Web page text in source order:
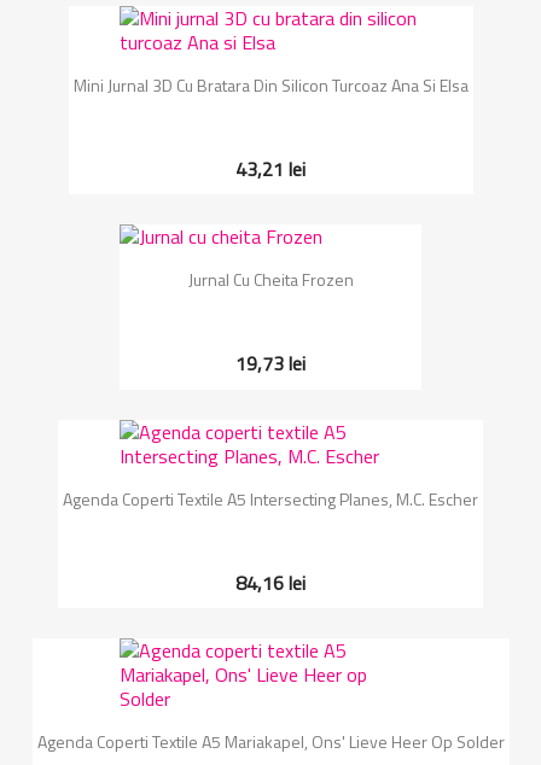
Mini Jurnal 3D Cu Bratara Din Silicon Turcoaz Ana Si Elsa
43,21 lei
Jurnal Cu Cheita Frozen
19,73 lei
Agenda Coperti Textile A5 Intersecting Planes, M.C. Escher
84,16 lei
Agenda Coperti Textile A5 Mariakapel, Ons' Lieve Heer Op Solder